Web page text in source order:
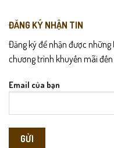
ĐĂNG KÝ NHẬN TIN
Đăng ký để nhận được
chương trình khuyến mãi đến
Email của bạn